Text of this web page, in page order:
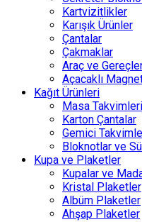
Kartvizitlikler
Karışık Ürünler
Çantalar
Çakmaklar
Araç ve
Açacaklı
Kağıt Ürünleri
Masa Takvimleri
Karton Çantalar
Gemici
Bloknotlar ve
Kupa ve Plaketler
Kupalar ve
Kristal Plaketler
Albüm Plaketler
Ahşap Plaketler